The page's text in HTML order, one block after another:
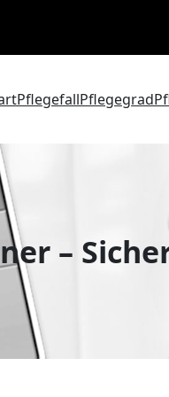
PflegefallPflegegrad
–